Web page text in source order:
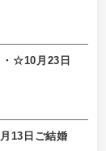
・☆10月23日
13日ご結婚